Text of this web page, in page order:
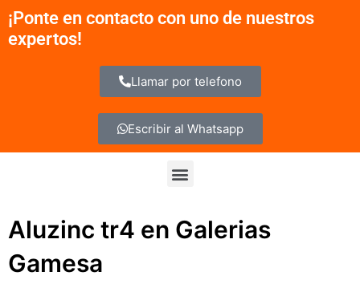
contenido
¡Ponte en contacto con uno de nuestros
expertos!
Llamar por telefono
Escribir al Whatsapp
Menu
Aluzinc tr4 en Galerias
Gamesa